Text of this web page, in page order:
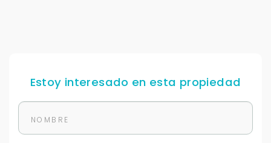
Estoy interesado en esta propiedad
+598